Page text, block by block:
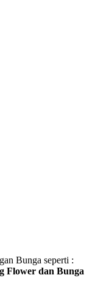
Bunga seperti :
Flower dan Bunga